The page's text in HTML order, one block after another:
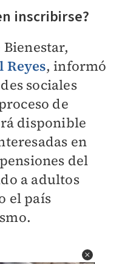
inscribirse?
Reyes, informó
sociales
de
disponible
en
del
a adultos
el país